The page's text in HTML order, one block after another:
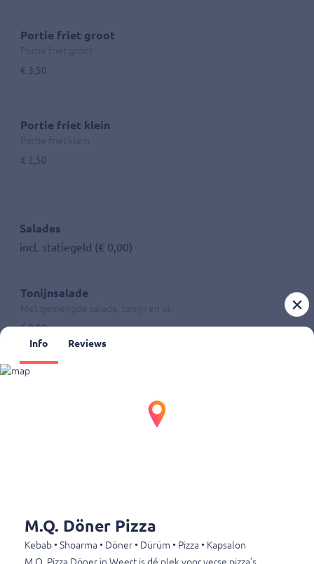
Portie friet groot
€ 3,50
Portie friet klein
€ 2,50
Salades
incl. statiegeld (€ 0,00)
Tonijnsalade
€ 8,00
Met gemengde salade, fetakaas en olijven.
Info Reviews
M.Q. Döner Pizza
Kebab • Shoarma • Döner • Dürüm • Pizza • Kapsalon